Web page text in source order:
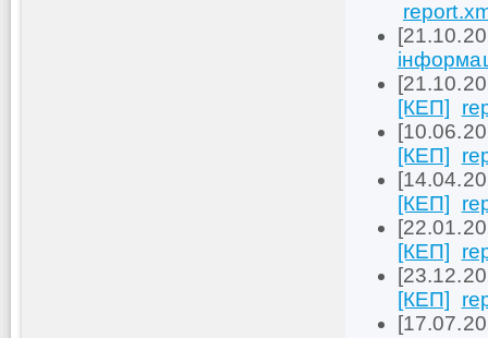
[КЕП]
[КЕП]
[КЕП]
[КЕП]
[КЕП]